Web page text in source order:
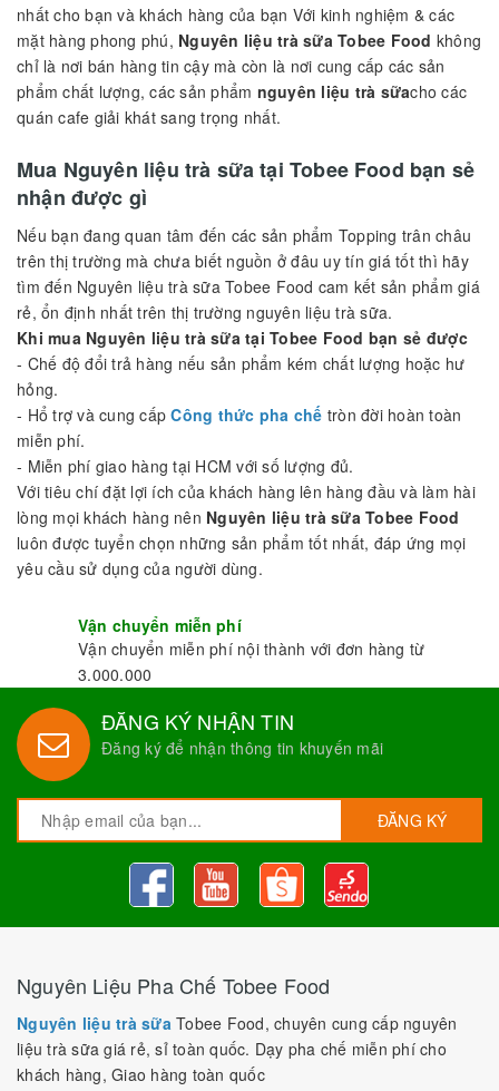
Chúng tôi cung cấp nguyên liệu trà sữa giá tốt nhất
Bạn không cần đến nhiều địa điểm cửa hàng để mua đầy đủ
nguyên liệu pha chế, nguyên liệu trà sữađể phục vụ khách
hàng của bạn. Bạn sẽ tìm thấy tất cả những gì bạn cần tại
chúng tôi. Từ những dòng trà ngon nhất Việt Nam, Những loại
loại siro từ nhưng thương hiệu lớn đều có mặt tại Công ty
chúng tôi, Cam kết đam bảo hàng luôn đủ trong kho hàng để
cung cấp đến tay bạn.
Chúng tôi cam kết mang lại những nguyên liệu trà sữatốt
nhất cho bạn và khách hàng của bạn Với kinh nghiệm & các
mặt hàng phong phú,Nguyên liệu trà sữa Tobee Food
chỉ là nơi bán hàng tin cậy mà còn là nơi cung cấp các sản
phẩm chất lượng, các sản phẩmnguyên liệu trà sữacho các
quán cafe giải khát sang trọng nhất.
Mua Nguyên liệu trà sữa tại Tobee Food bạn sẻ
nhận được gì
Nếu bạn đang quan tâm đến các sản phẩm Topping trân châu
trên thị trường mà chưa biết nguồn ở đâu uy tín giá tốt thì hãy
tìm đến Nguyên liệu trà sữa Tobee Food cam kết sản phẩm giá
rẻ, ổn định nhất trên thị trường nguyên liệu trà sữa.
- Chế độ đổi trả hàng nếu sản phẩm kém chất lượng hoặc hư
- Hổ trợ và cung cấp
miễn phí.
- Miễn phí giao hàng tại HCM với số lượng đủ.
Với tiêu chí đặt lợi ích của khách hàng lên hàng đầu và làm hài
lòng mọi khách hàng nên
luôn được tuyển chọn những sản phẩm tốt nhất, đáp ứng mọi
yêu cầu sử dụng của người dùng.
Vận chuyển miễn phí
ĐĂNG KÝ NHẬN TIN
Đăng ký để nhận thông tin khuyến mãi